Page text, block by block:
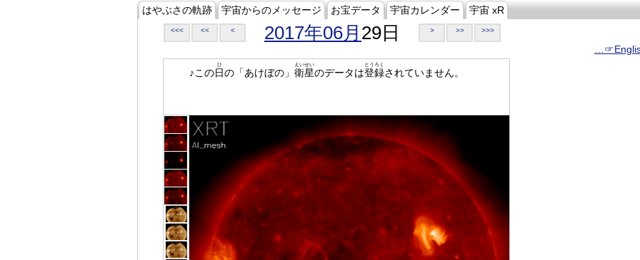
はやぶさの軌跡 宇宙からのメッセージ お宝データ 宇宙カレンダー 宇宙 xR
<<< << < 2017年06月 29日 > >> >>>
♪この日
ひ
の「あけぼの」 衛星
えいせい
のデータは登録
とうろく
されていません。